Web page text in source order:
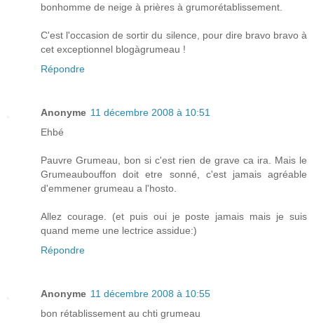
bonhomme de neige à prières à grumorétablissement.
C'est l'occasion de sortir du silence, pour dire bravo bravo à
cet exceptionnel blogàgrumeau !
Répondre
Anonyme 11 décembre 2008 à 10:51
Ehbé
Pauvre Grumeau, bon si c'est rien de grave ca ira. Mais le
Grumeaubouffon doit etre sonné, c'est jamais agréable
d'emmener grumeau a l'hosto.
Allez courage. (et puis oui je poste jamais mais je suis
quand meme une lectrice assidue:)
Répondre
Anonyme 11 décembre 2008 à 10:55
bon rétablissement au chti grumeau